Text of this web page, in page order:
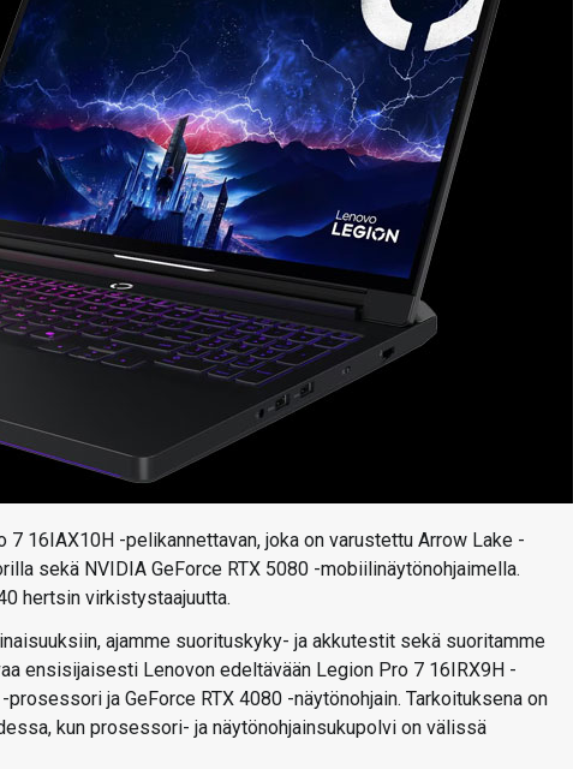
16IAX10H -pelikannettavan, joka on varustettu Arrow Lake -
sekä NVIDIA GeForce RTX 5080 -mobiilinäytönohjaimella.
hertsin virkistystaajuutta.
ajamme suorituskyky- ja akkutestit sekä suoritamme
ensisijaisesti Lenovon edeltävään Legion Pro 7 16IRX9H -
ja GeForce RTX 4080 -näytönohjain. Tarkoituksena on
kun prosessori- ja näytönohjainsukupolvi on välissä